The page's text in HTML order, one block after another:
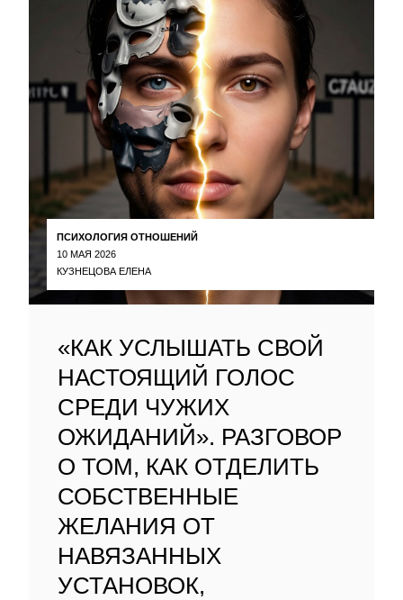
ПСИХОЛОГИЯ ОТНОШЕНИЙ
10 МАЯ 2026
КУЗНЕЦОВА ЕЛЕНА
«КАК УСЛЫШАТЬ СВОЙ
НАСТОЯЩИЙ ГОЛОС
СРЕДИ ЧУЖИХ
ОЖИДАНИЙ». РАЗГОВОР
О ТОМ, КАК ОТДЕЛИТЬ
СОБСТВЕННЫЕ
ЖЕЛАНИЯ ОТ
НАВЯЗАННЫХ
УСТАНОВОК,